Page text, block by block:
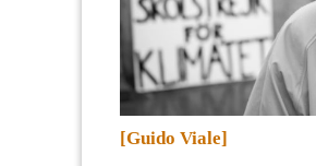
[Guido Viale]